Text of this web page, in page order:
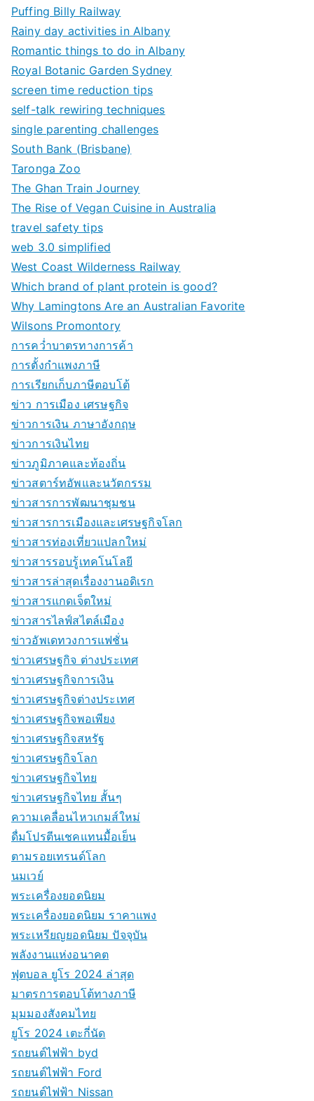
Puffing Billy Railway
Rainy day activities in Albany
Romantic things to do in Albany
Royal Botanic Garden Sydney
screen time reduction tips
self-talk rewiring techniques
single parenting challenges
South Bank (Brisbane)
Taronga Zoo
The Ghan Train Journey
The Rise of Vegan Cuisine in Australia
travel safety tips
web 3.0 simplified
West Coast Wilderness Railway
Which brand of plant protein is good?
Why Lamingtons Are an Australian Favorite
Wilsons Promontory
การคว่ำบาตรทางการค้า
การตั้งกำแพงภาษี
การเรียกเก็บภาษีตอบโต้
ข่าว การเมือง เศรษฐกิจ
ข่าวการเงิน ภาษาอังกฤษ
ข่าวการเงินไทย
ข่าวภูมิภาคและท้องถิ่น
ข่าวสตาร์ทอัพและนวัตกรรม
ข่าวสารการพัฒนาชุมชน
ข่าวสารการเมืองและเศรษฐกิจโลก
ข่าวสารท่องเที่ยวแปลกใหม่
ข่าวสารรอบรู้เทคโนโลยี
ข่าวสารล่าสุดเรื่องงานอดิเรก
ข่าวสารแกดเจ็ตใหม่
ข่าวสารไลฟ์สไตล์เมือง
ข่าวอัพเดทวงการแฟชั่น
ข่าวเศรษฐกิจ ต่างประเทศ
ข่าวเศรษฐกิจการเงิน
ข่าวเศรษฐกิจต่างประเทศ
ข่าวเศรษฐกิจพอเพียง
ข่าวเศรษฐกิจสหรัฐ
ข่าวเศรษฐกิจโลก
ข่าวเศรษฐกิจไทย
ข่าวเศรษฐกิจไทย สั้นๆ
ความเคลื่อนไหวเกมส์ใหม่
ดื่มโปรตีนเชคแทนมื้อเย็น
ตามรอยเทรนด์โลก
นมเวย์
พระเครื่องยอดนิยม
พระเครื่องยอดนิยม ราคาแพง
พระเหรียญยอดนิยม ปัจจุบัน
พลังงานแห่งอนาคต
ฟุตบอล ยูโร 2024 ล่าสุด
มาตรการตอบโต้ทางภาษี
มุมมองสังคมไทย
ยูโร 2024 เตะกี่นัด
รถยนต์ไฟฟ้า byd
รถยนต์ไฟฟ้า Ford
รถยนต์ไฟฟ้า Nissan